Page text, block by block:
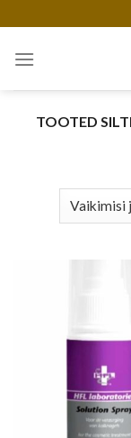
to
content
TOOTED